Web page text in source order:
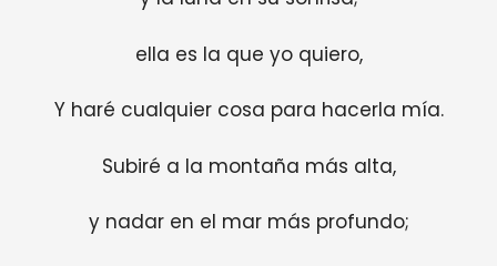
ella es la que yo quiero,
Y haré cualquier cosa para hacerla mía.
Subiré a la montaña más alta,
y nadar en el mar más profundo;